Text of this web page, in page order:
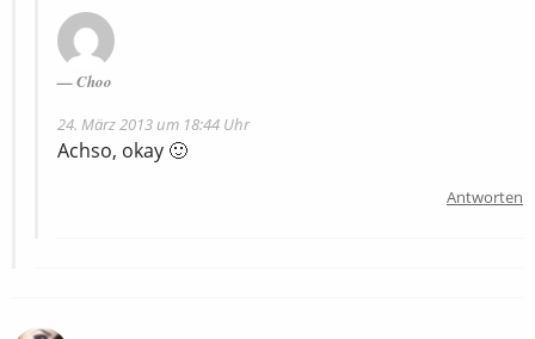
Choo
24. März 2013 um 18:44 Uhr
Achso, okay 🙂
Antworten